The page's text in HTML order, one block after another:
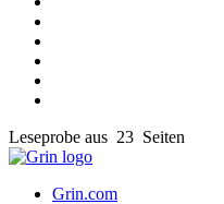
Leseprobe aus 23 Seiten
Grin.com